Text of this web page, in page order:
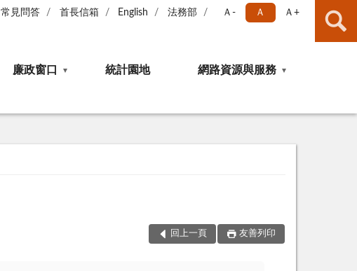
常見問答 首長信箱 English 法務部 Ａ- Ａ Ａ+
廉政窗口 統計園地 網路資源與服務
回上一頁 友善列印